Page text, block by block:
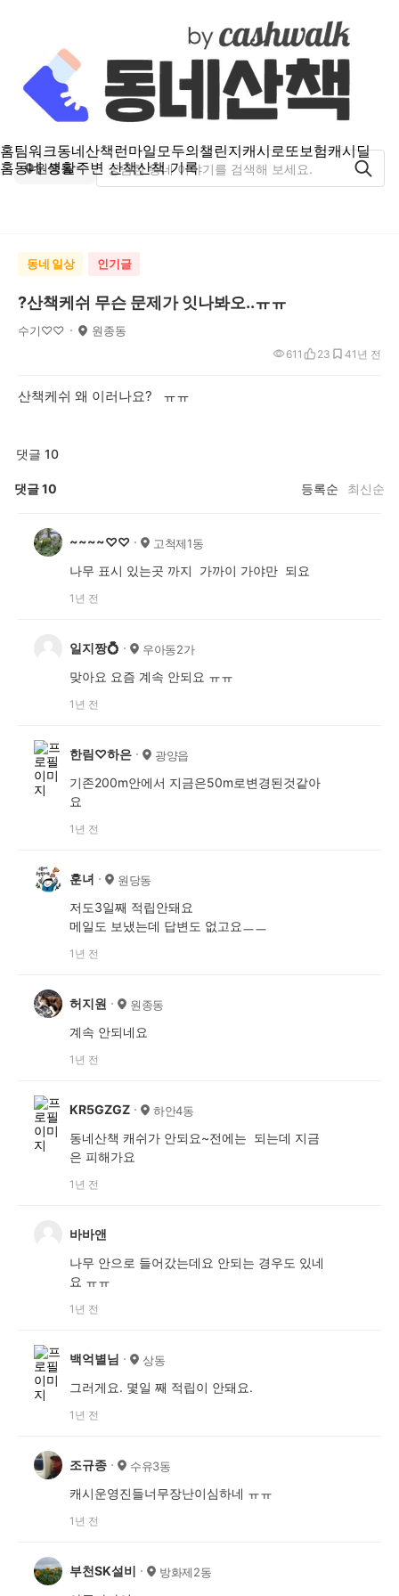
홈팀워크동네산책런마일모두의챌린지캐시로또보험캐시딜
홈동네 생활주변 산책산책 기록
원종동
동네 일상 인기글
?산책케쉬 무슨 문제가 잇나봐오..ㅠㅠ
수기♡♡ 원종동
1년 전
611 23 4
산책케쉬 왜 이러나요? ㅠㅠ
댓글 10
댓글10 등록순 최신순
~~~~♡♡ 고척제1동
나무 표시 있는곳 까지 가까이 가야만 되요
1년 전
일지짱💍 우아동2가
맞아요 요즘 계속 안되요 ㅠㅠ
1년 전
한림♡하은 광양읍
기존200m안에서 지금은50m로변경된것같아
요
1년 전
훈녀 원당동
저도3일째 적립안돼요
메일도 보냈는데 답변도 없고요ㅡㅡ
1년 전
허지원 원종동
계속 안되네요
1년 전
KR5GZGZ 하안4동
동네산책 캐쉬가 안되요~전에는 되는데 지금
은 피해가요
1년 전
바바앤
나무 안으로 들어갔는데요 안되는 경우도 있네
요 ㅠㅠ
1년 전
백억별님 상동
그러게요. 몇일 째 적립이 안돼요.
1년 전
조규종 수유3동
캐시운영진들너무장난이심하네 ㅠㅠ
1년 전
부천SK설비 방화제2동